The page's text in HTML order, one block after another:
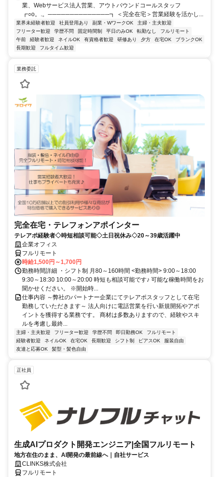
業、Webサービス法人営業、アウトバウンドコールスタッフ
┏○o。.。──────────────┓ ＜完全在宅＞営業経験を活かし...
業界未経験者歓迎 社員登用あり 副業・WワークOK
主婦・主夫歓迎
フリーター歓迎
学歴不問 固定時間制 平日のみOK 転勤なし
フルリモート
午前
経験者歓迎 ネイルOK 有資格者歓迎 研修あり 夕方 在宅OK
ブランクOK
長期歓迎
フルタイム歓迎
業務委託
完全在宅・テレフォンアポインター
テレアポ経験者◇時短相談可能◇土日祝休み◇20～39歳活躍中
企業オフィス
フルリモート
時給1,500円～1,700円
勤務時間詳細 ・シフト制 月80～160時間 <勤務時間> 9:00～18:00
9:30～18:30 10:00～20:00 時短も相談可能です♪ 可能な稼働時間をお
聞かせください。 ※開始時...
仕事内容 ～弊社のパートナー企業にてテレアポスタッフとして在宅
勤務していただきます～ 法人向けに電話営業を行い新規開拓やアポ
イントを獲得する業務です。 商材は多数ありますので、経験やスキ
ルを考慮し最終...
主婦・主夫歓迎 フリーター歓迎 学歴不問 即日勤務OK
フルリモート
経験者歓迎
ネイルOK 在宅OK 長期歓迎 シフト制 ピアスOK
服装自由
友達と応募OK
髪型・髪色自由
正社員
生成AIプロダクト開発エンジニア|全国フルリモート
地方在住のまま、AI開発の最前線へ｜自社サービス
CLINKS株式会社
フルリモート